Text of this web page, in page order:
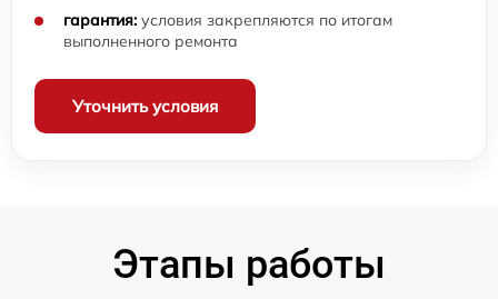
гарантия: условия закрепляются по итогам
выполненного ремонта
Уточнить условия
Этапы работы